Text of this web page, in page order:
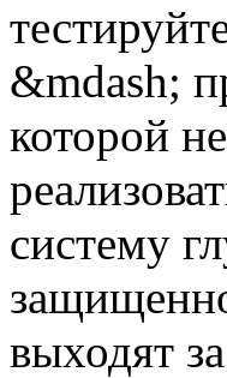
&mdash;
которой
систему
выходят